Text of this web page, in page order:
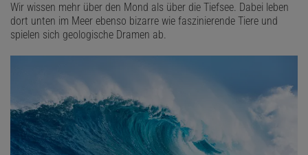
Wir wissen mehr über den Mond als über die Tiefsee. Dabei leben
dort unten im Meer ebenso bizarre wie faszinierende Tiere und
spielen sich geologische Dramen ab.